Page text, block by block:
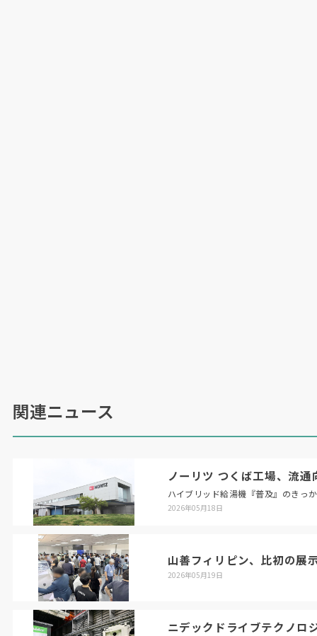
関連ニュース
ノーリツ つくば工場、流
ハイブリッド給湯機『普及』のきっ
2026年05月18日
山善フィリピン、比初の展
2026年05月19日
ニデックドライブテクノ